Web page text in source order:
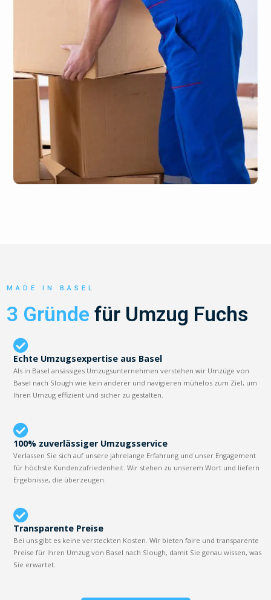
MADE IN BASEL
3 Gründe für Umzug Fuchs
Echte Umzugsexpertise aus Basel
Als in Basel ansässiges Umzugsunternehmen verstehen wir Umzüge von
Basel nach Slough wie kein anderer und navigieren mühelos zum Ziel, um
Ihren Umzug effizient und sicher zu gestalten.
100% zuverlässiger Umzugsservice
Verlassen Sie sich auf unsere jahrelange Erfahrung und unser Engagement
für höchste Kundenzufriedenheit. Wir stehen zu unserem Wort und liefern
Ergebnisse, die überzeugen.
Transparente Preise
Bei uns gibt es keine versteckten Kosten. Wir bieten faire und transparente
Preise für Ihren Umzug von Basel nach Slough, damit Sie genau wissen, was
Sie erwartet.